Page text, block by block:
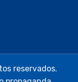
reservados.